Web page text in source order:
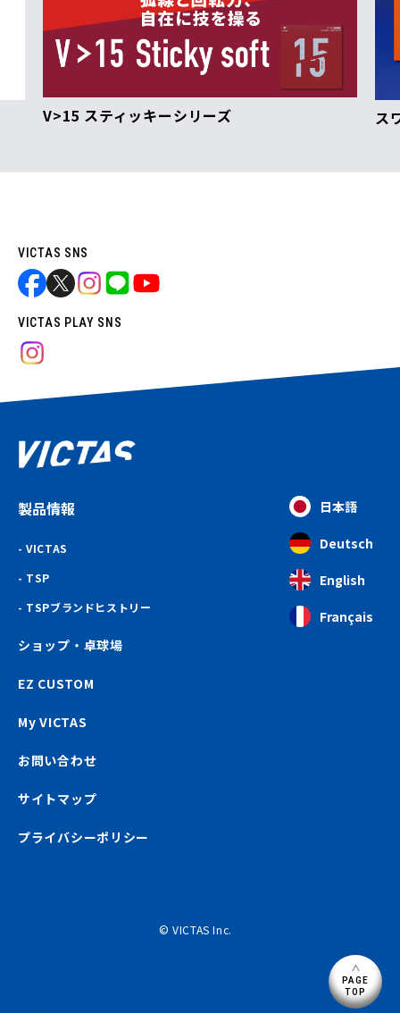
V>15 スティッキーシリーズ ス
VICTAS SNS
VICTAS PLAY SNS
製品情報
VICTAS
TSP
TSPブランドヒストリー
ショップ・卓球場
EZ CUSTOM
My VICTAS
お問い合わせ
サイトマップ
プライバシーポリシー
日本語
Deutsch
English
Français
© VICTAS Inc.
PAGE
TOP